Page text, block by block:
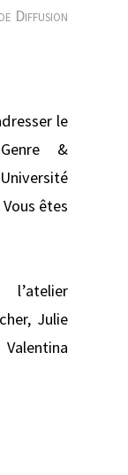
Diffusion
le
&
êtes
l’atelier
Julie